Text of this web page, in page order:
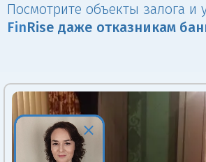
Посмотрите объекты залога и
Fin Rise даже отказникам